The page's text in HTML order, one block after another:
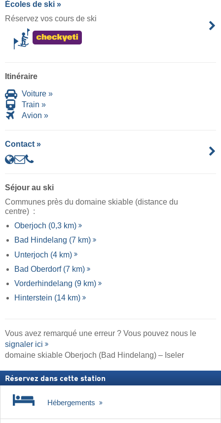
Écoles de ski »
Réservez vos cours de ski
Itinéraire
Voiture »
Train »
Avion »
Contact »
Séjour au ski
Communes près du domaine skiable (distance du
centre) :
Oberjoch (0,3 km)
Bad Hindelang (7 km)
Unterjoch (4 km)
Bad Oberdorf (7 km)
Vorderhindelang (9 km)
Hinterstein (14 km)
Vous avez remarqué une erreur ? Vous pouvez nous le
signaler ici
domaine skiable Oberjoch (Bad Hindelang) – Iseler
Réservez dans cette station
Hébergements